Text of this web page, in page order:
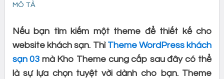
MÔ TẢ
Nếu bạn tìm kiếm một theme để thiết kế cho
website khách sạn. Thì Theme WordPress khách
sạn 03 mà Kho Theme cung cấp sau đây có thể
là sự lựa chọn tuyệt vời dành cho bạn. Theme